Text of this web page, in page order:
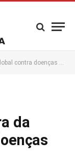
doenças devastadoras
da